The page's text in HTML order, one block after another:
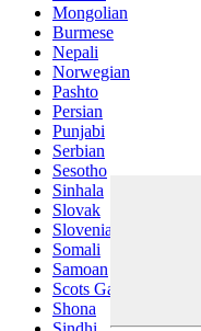
Mongolian
Burmese
Nepali
Norwegian
Pashto
Persian
Punjabi
Serbian
Sesotho
Sinhala
Slovak
Slovenian
Somali
Samoan
Scots Gaelic
Shona